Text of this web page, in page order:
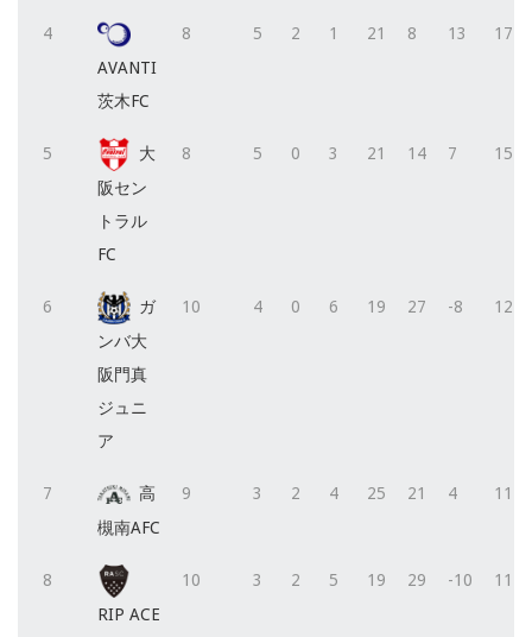
4
AVANTI
茨木FC
8 5 2 1 21 8 13 17
5
大
阪セン
トラル
FC
8 5 0 3 21 14 7 15
6
ガ
ンバ大
阪門真
ジュニ
ア
10 4 0 6 19 27 -8 12
7
高
槻南AFC
9 3 2 4 25 21 4 11
8
RIP ACE
10 3 2 5 19 29 -10 11